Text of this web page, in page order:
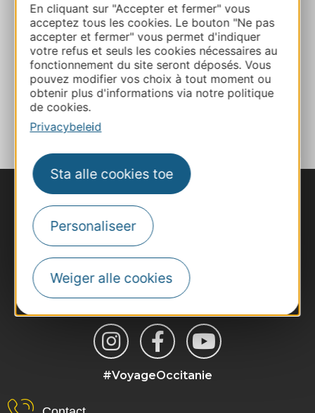
En cliquant sur "Accepter et fermer" vous
acceptez tous les cookies. Le bouton "Ne pas
accepter et fermer" vous permet d'indiquer
votre refus et seuls les cookies nécessaires au
fonctionnement du site seront déposés. Vous
pouvez modifier vos choix à tout moment ou
obtenir plus d'informations via notre politique
de cookies.
Privacybeleid
Sta alle cookies toe
Personaliseer
Weiger alle cookies
E-mail
Website
TOEVOEGEN
AAN NOTITIEBOEKJE
#VoyageOccitanie